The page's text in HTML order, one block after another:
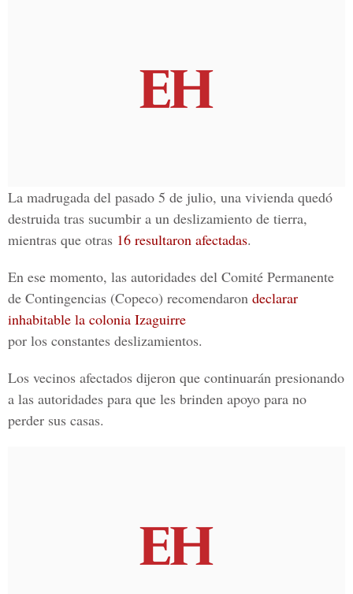
La madrugada del pasado 5 de julio, una vivienda quedó
destruida tras sucumbir a un deslizamiento de tierra,
mientras que otras 16 resultaron afectadas.
En ese momento, las autoridades del Comité Permanente
de Contingencias (Copeco) recomendaron declarar
inhabitable la colonia Izaguirre
por los constantes deslizamientos.
Los vecinos afectados dijeron que continuarán presionando
a las autoridades para que les brinden apoyo para no
perder sus casas.